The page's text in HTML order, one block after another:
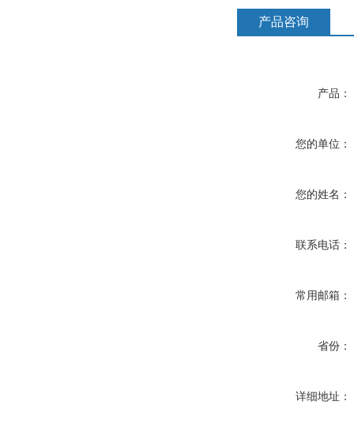
产品咨询
产品：
您的单位：
您的姓名：
联系电话：
常用邮箱：
省份：
详细地址：